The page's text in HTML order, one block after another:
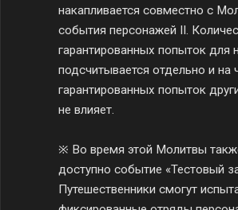
накапливается совместно с
события персонажей II.
гарантированных попыток для
подсчитывается отдельно и на
гарантированных попыток
не влияет.
※ Во время этой Молитвы
доступно событие «Тестовый
Путешественники смогут